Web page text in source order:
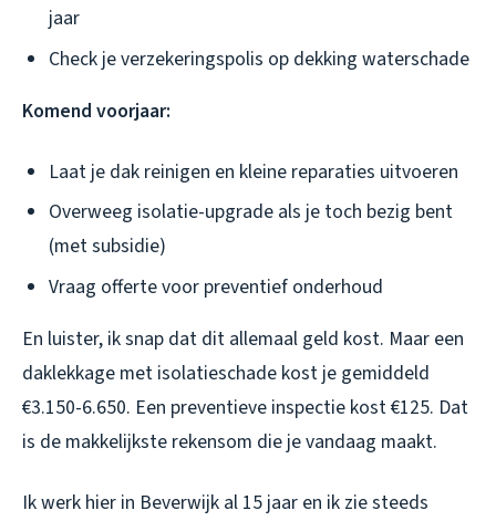
jaar
Check je verzekeringspolis op dekking waterschade
Komend voorjaar:
Laat je dak reinigen en kleine reparaties uitvoeren
Overweeg isolatie-upgrade als je toch bezig bent
(met subsidie)
Vraag offerte voor preventief onderhoud
En luister, ik snap dat dit allemaal geld kost. Maar een
daklekkage met isolatieschade kost je gemiddeld
€3.150-6.650. Een preventieve inspectie kost €125. Dat
is de makkelijkste rekensom die je vandaag maakt.
Ik werk hier in Beverwijk al 15 jaar en ik zie steeds